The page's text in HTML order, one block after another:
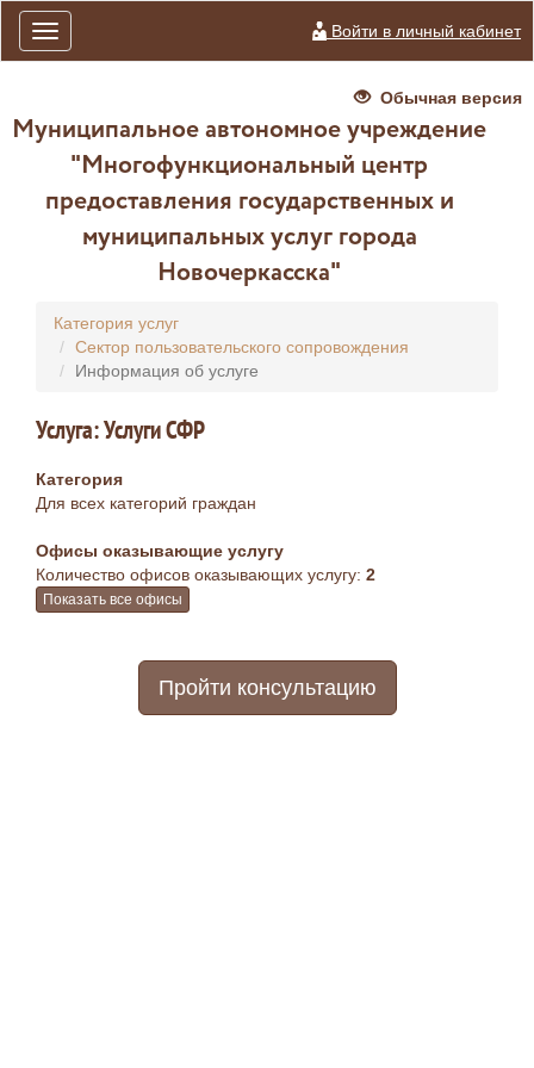
Toggle
navigation
Войти в личный кабинет
Обычная версия
Муниципальное автономное учреждение
"Многофункциональный центр
предоставления государственных и
муниципальных услуг города
Новочеркасска"
Категория услуг
Сектор пользовательского сопровождения
Информация об услуге
Услуга: Услуги СФР
Категория
Для всех категорий граждан
Офисы оказывающие услугу
Количество офисов оказывающих услугу: 2
Показать все офисы
Пройти консультацию